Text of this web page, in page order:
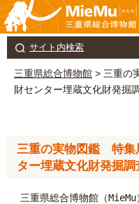
サイト内検索
三重県総合博物館 > 三重の
財センター埋蔵文化財発掘
三重の実物図鑑 特集
ター埋蔵文化財発掘
三重県総合博物館（MieMu